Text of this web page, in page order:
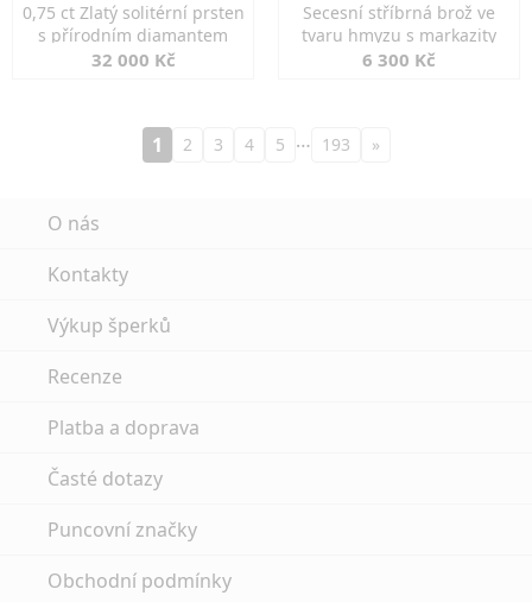
0,75 ct Zlatý solitérní prsten
s přírodním diamantem
32 000 Kč
Secesní stříbrná brož ve
tvaru hmyzu s markazity
6 300 Kč
1 2 3 4 5 … 193 »
O nás
Kontakty
Výkup šperků
Recenze
Platba a doprava
Časté dotazy
Puncovní značky
Obchodní podmínky